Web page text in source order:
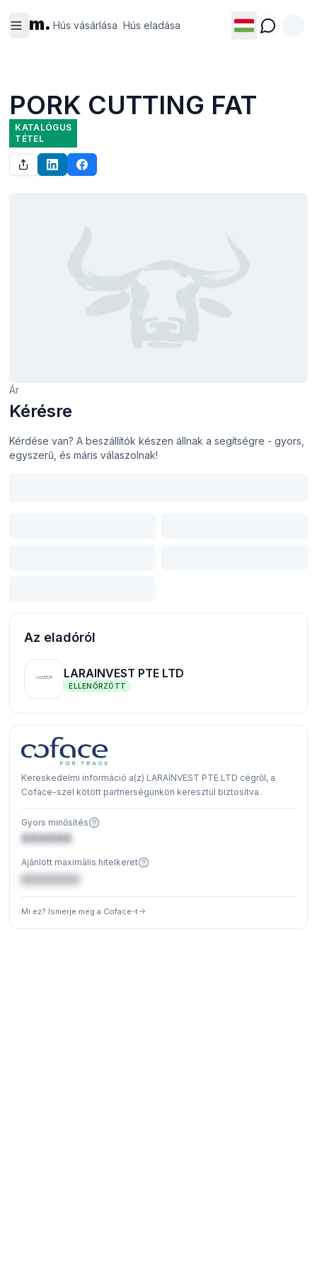
m. Hús vásárlása Hús eladása
vásárlása eladása
PORK CUTTING FAT
KATALÓGUS
TÉTEL
Ár
Kérésre
Kérdése van? A beszállítók készen állnak a segítségre - gyors,
egyszerű, és máris válaszolnak!
Az eladóról
LARAINVEST PTE LTD
ELLENŐRZÖTT
Kereskedelmi információ a(z) LARAINVEST PTE LTD cégről, a
Coface-szel kötött partnerségünkön keresztül biztosítva.
Gyors minősítés
XXXXXX
Ajánlott maximális hitelkeret
€XXXXXX
Mi ez? Ismerje meg a Coface-t